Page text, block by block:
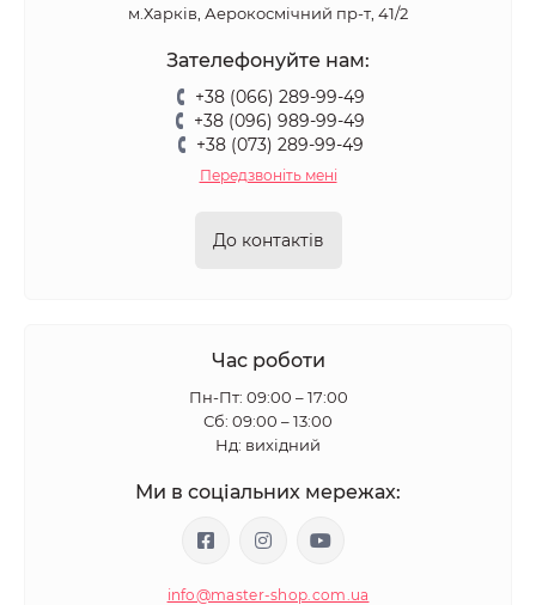
м.Харків, Аерокосмічний пр-т, 41/2
Зателефонуйте нам:
+38 (066) 289-99-49
+38 (096) 989-99-49
+38 (073) 289-99-49
Передзвоніть мені
До контактів
Час роботи
Пн-Пт: 09:00 – 17:00
Сб: 09:00 – 13:00
Нд: вихідний
Ми в соціальних мережах:
info@master-shop.com.ua